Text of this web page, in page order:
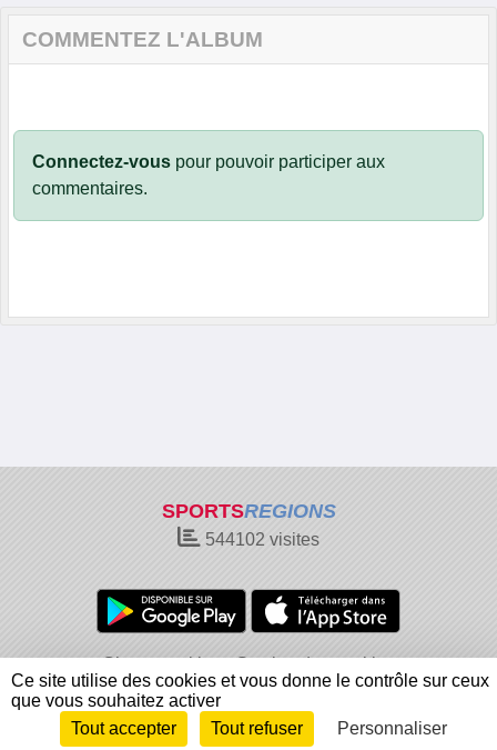
COMMENTEZ L'ALBUM
Connectez-vous pour pouvoir participer aux
commentaires.
SPORTSREGIONS
544102 visites
Charte cookies
Gestion des cookies
Informations légales
Signaler un contenu inapproprié
Envie de participer ? Connexion
Ce site utilise des cookies et vous donne le contrôle sur ceux
que vous souhaitez activer
Tout accepter
Tout refuser Personnaliser